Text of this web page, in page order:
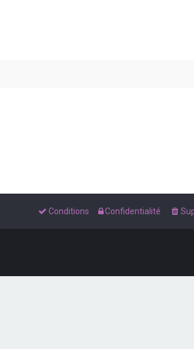
Confidentialité
Conditions